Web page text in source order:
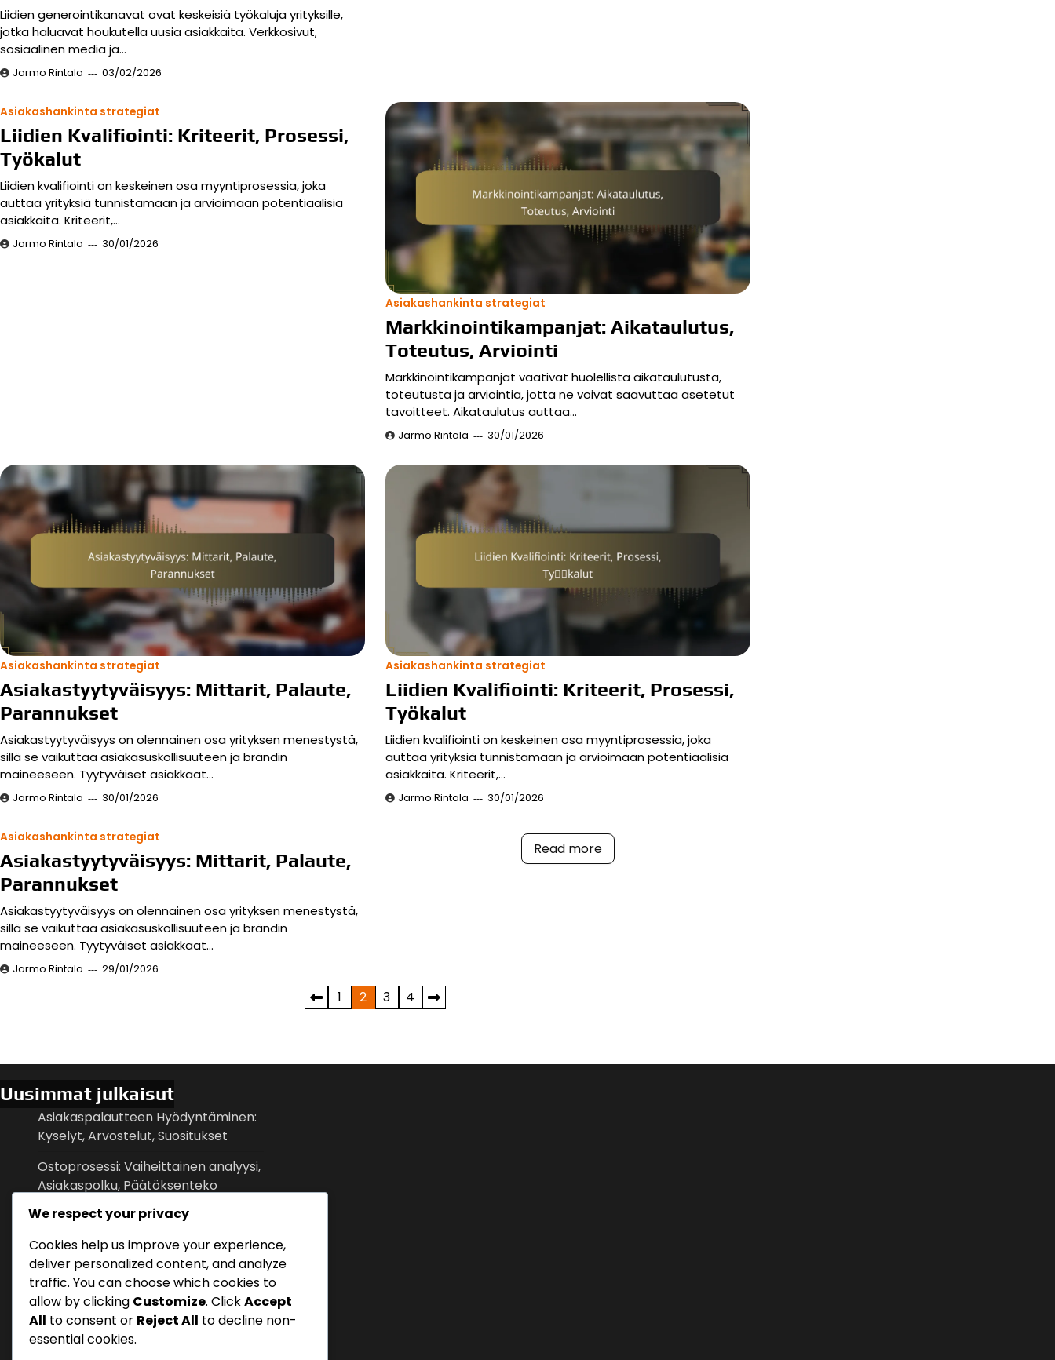
Liidien generointikanavat ovat keskeisiä työkaluja yrityksille,
jotka haluavat houkutella uusia asiakkaita. Verkkosivut,
sosiaalinen media ja…
Jarmo Rintala 03/02/2026
Asiakashankinta strategiat
Liidien Kvalifiointi: Kriteerit, Prosessi,
Työkalut
Liidien kvalifiointi on keskeinen osa myyntiprosessia, joka
auttaa yrityksiä tunnistamaan ja arvioimaan potentiaalisia
asiakkaita. Kriteerit,…
Jarmo Rintala 30/01/2026
Asiakashankinta strategiat
Markkinointikampanjat: Aikataulutus,
Toteutus, Arviointi
Markkinointikampanjat vaativat huolellista aikataulutusta,
toteutusta ja arviointia, jotta ne voivat saavuttaa asetetut
tavoitteet. Aikataulutus auttaa…
Jarmo Rintala 30/01/2026
Asiakashankinta strategiat
Asiakastyytyväisyys: Mittarit, Palaute,
Parannukset
Asiakastyytyväisyys on olennainen osa yrityksen menestystä,
sillä se vaikuttaa asiakasuskollisuuteen ja brändin
maineeseen. Tyytyväiset asiakkaat…
Jarmo Rintala 30/01/2026
Asiakashankinta strategiat
Liidien Kvalifiointi: Kriteerit, Prosessi,
Työkalut
Liidien kvalifiointi on keskeinen osa myyntiprosessia, joka
auttaa yrityksiä tunnistamaan ja arvioimaan potentiaalisia
asiakkaita. Kriteerit,…
Jarmo Rintala 30/01/2026
Asiakashankinta strategiat
Asiakastyytyväisyys: Mittarit, Palaute,
Parannukset
Asiakastyytyväisyys on olennainen osa yrityksen menestystä,
sillä se vaikuttaa asiakasuskollisuuteen ja brändin
maineeseen. Tyytyväiset asiakkaat…
Jarmo Rintala 29/01/2026
Read more
1 2 3 4
Uusimmat julkaisut
Asiakaspalautteen Hyödyntäminen:
Kyselyt, Arvostelut, Suositukset
Ostoprosessi: Vaiheittainen analyysi,
Asiakaspolku, Päätöksenteko
Verkostoituminen: Tapahtumat,
Kilpailuetu Markkinoinnissa:
Ainutlaatuiset myyntiväittämät,
Erottuminen
Liidien Hoito: Seuranta, Viestintä,
We respect your privacy
Cookies help us improve your experience,
deliver personalized content, and analyze
traffic. You can choose which cookies to
allow by clicking Customize. ClickAccept
All to consent or Reject All to decline non-
essential cookies.